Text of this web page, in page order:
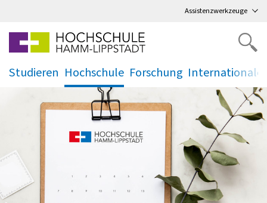
Assistenzwerkzeuge
Studieren Hochschule
.
Forschung
.